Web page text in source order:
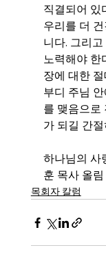
직결되어 있
우리를 더
니다. 그리
노력해야 한
장에 대한
부디 주님
를 맺음으로
가 되길 간
하나님의 사
훈 목사 올림
목회자 칼럼